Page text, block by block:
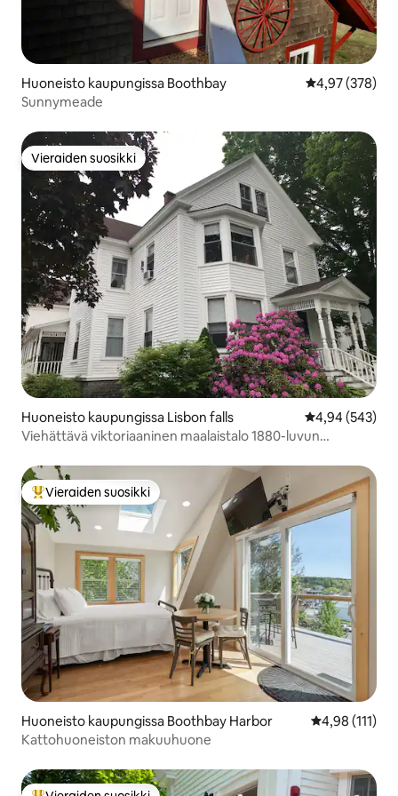
Huoneisto kaupungissa Boothbay
4,97 (378)
Sunnymeade
Vieraiden suosikki
Vieraiden suosikki
Huoneisto kaupungissa Lisbon falls
4,94 (543)
Viehättävä viktoriaaninen maalaistalo 1880-luvun
Vieraiden suosikkien parhaimmistoa
Vieraiden suosikki
Huoneisto kaupungissa Boothbay Harbor
4,98 (111)
Kattohuoneiston makuuhuone